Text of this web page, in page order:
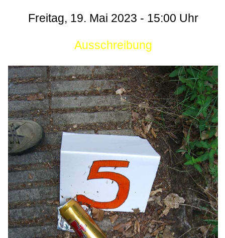
Freitag, 19. Mai 2023 - 15:00 Uhr
Ausschreibung